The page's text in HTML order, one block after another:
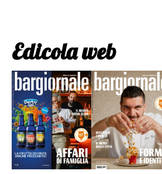
Edicola web